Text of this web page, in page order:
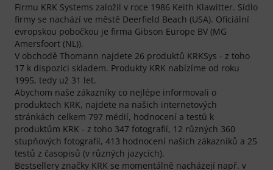
Firmu KRK Systems založil v roce 1986 Keith Klawitter. Sídlo
firmy se nachází ve městě Deerfield Beach (USA). Oficiální
evropskou pobočkou je firma Gibson Europe BV (MG
Amersfoort (NL)).
V obchodě Thomann najdete 26 produktů KRKSys - z toho
17 k dispozici skladem. Produkty KRK nabízíme od roku
1995, tedy už 31 let.
Abychom naše zákazníky co nejlépe informovali o
produktech KRK, najdete na našich internetových
stránkách celkem 797 médií, hodnocení a testů k
produktům KRK - z toho 347 fotografií, 12 různých 360
stupňových fotografií, 413 hodnocení našich zákazníků a 25
testů z časopisů (v různých jazycích).
Bestsellery značky KRK se momentálně nacházejí např. v